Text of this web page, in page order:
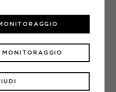
MONITORAGGIO